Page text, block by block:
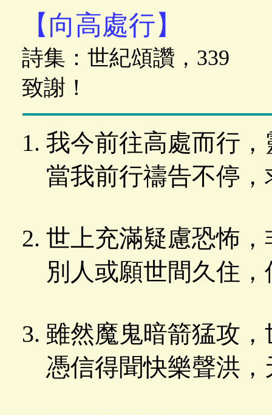
【向高處行】
詩集：世紀頌讚，
致謝！
我今前往高處而行
當我前行禱告不停
世上充滿疑慮恐怖
別人或願世間久住
雖然魔鬼暗箭猛攻
憑信得聞快樂聲洪